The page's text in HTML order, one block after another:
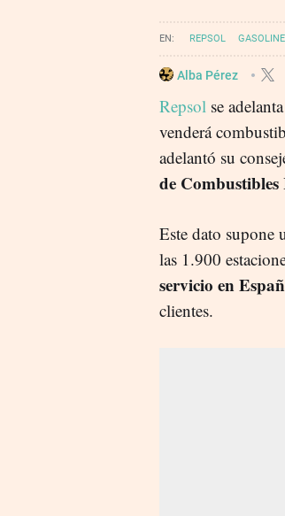
REPSOL
Alba Pérez
Repsol se
venderá
adelantó su
de
Este dato supone
las 1.900
servicio en
clientes.